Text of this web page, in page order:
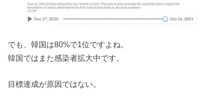
でも、韓国は80%で1位ですよね。
韓国ではまた感染者拡大中です。
目標達成が原因ではない。